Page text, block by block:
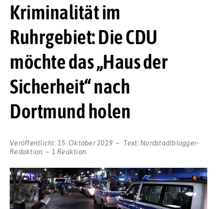
Kriminalität im
Ruhrgebiet: Die CDU
möchte das „Haus der
Sicherheit“ nach
Dortmund holen
Veröffentlicht: 15. Oktober 2019 Text: Nordstadtblogger-
Redaktion
1 Reaktion